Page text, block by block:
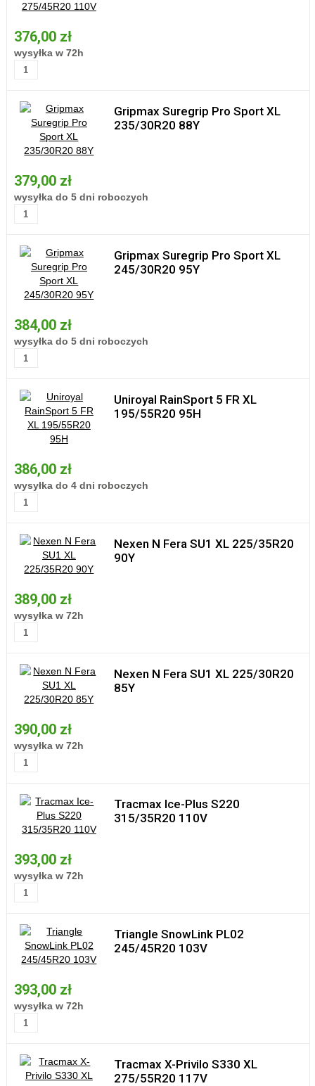
376,00 zł
wysyłka w 72h
Gripmax Suregrip Pro Sport XL
235/30R20 88Y
379,00 zł
wysyłka do 5 dni roboczych
Gripmax Suregrip Pro Sport XL
245/30R20 95Y
384,00 zł
wysyłka do 5 dni roboczych
Uniroyal RainSport 5 FR XL
195/55R20 95H
386,00 zł
wysyłka do 4 dni roboczych
Nexen N Fera SU1 XL 225/35R20
90Y
389,00 zł
wysyłka w 72h
Nexen N Fera SU1 XL 225/30R20
85Y
390,00 zł
wysyłka w 72h
Tracmax Ice-Plus S220
315/35R20 110V
393,00 zł
wysyłka w 72h
Triangle SnowLink PL02
245/45R20 103V
393,00 zł
wysyłka w 72h
Tracmax X-Privilo S330 XL
275/55R20 117V